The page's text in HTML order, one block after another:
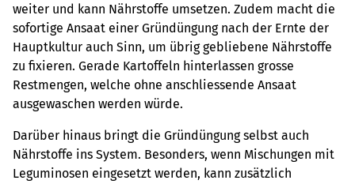
weiter und kann Nährstoffe umsetzen. Zudem macht die
sofortige Ansaat einer Gründüngung nach der Ernte der
Hauptkultur auch Sinn, um übrig gebliebene Nährstoffe
zu fixieren. Gerade Kartoffeln hinterlassen grosse
Restmengen, welche ohne anschliessende Ansaat
ausgewaschen werden würde.
Darüber hinaus bringt die Gründüngung selbst auch
Nährstoffe ins System. Besonders, wenn Mischungen mit
Leguminosen eingesetzt werden, kann zusätzlich